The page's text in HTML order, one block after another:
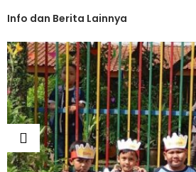
Info dan Berita Lainnya